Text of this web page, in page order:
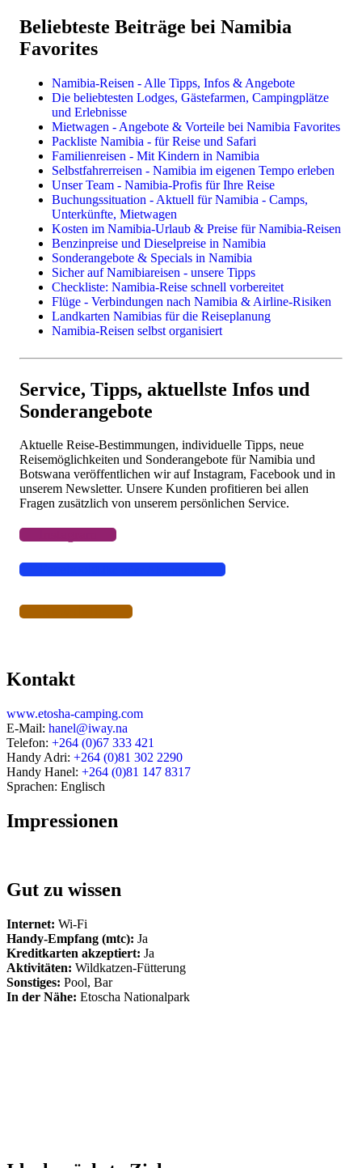
Selbstfahrerreisen im Mietwagen oder Camper
Privat geführte Reisen
Kleingruppen- & Gruppenreisen
Kleingruppenreisen im Safaribus
Geführte Selbstfahrerreisen
Flugsafaris
Reisethemen
Familienreisen
Camping in Namibia
Fotoreisen & Fotosafari
Einzelne Leistungen
Camper & Mietwagen
Lodges, Camps, Gästefarmen, Hotels
Camper & Mietwagen Übersicht
Dachzelt-Camper
Bushcamper & Wohnmobile
Buchungssituation 2025 & 2026
Packliste für Safari & Reise
Highlights, Sehenswürdigkeiten, Reiseregionen
Preise & Kosten in Namibia
Landkarten & Reiseführer
Impfungen, Malariaprophylaxe, Sicherheit
Reiserouten
Flüge
Mietwagen
Lodges, Gästefarmen, Hotels
Camping & Campingplätze
Beliebteste Beiträge bei Namibia
Favorites
Namibia-Reisen - Alle Tipps, Infos & Angebote
Die beliebtesten Lodges, Gästefarmen, Campingplätze
und Erlebnisse
Mietwagen - Angebote & Vorteile bei Namibia Favorites
Packliste Namibia - für Reise und Safari
Familienreisen - Mit Kindern in Namibia
Selbstfahrerreisen - Namibia im eigenen Tempo erleben
Unser Team - Namibia-Profis für Ihre Reise
Buchungssituation - Aktuell für Namibia - Camps,
Unterkünfte, Mietwagen
Kosten im Namibia-Urlaub & Preise für Namibia-Reisen
Benzinpreise und Dieselpreise in Namibia
Sonderangebote & Specials in Namibia
Sicher auf Namibiareisen - unsere Tipps
Checkliste: Namibia-Reise schnell vorbereitet
Flüge - Verbindungen nach Namibia & Airline-Risiken
Landkarten Namibias für die Reiseplanung
Namibia-Reisen selbst organisiert
Service, Tipps, aktuellste Infos und
Sonderangebote
Aktuelle Reise-Bestimmungen, individuelle Tipps, neue
Reisemöglichkeiten und Sonderangebote für Namibia und
Botswana veröffentlichen wir auf Instagram, Facebook und in
unserem Newsletter. Unsere Kunden profitieren bei allen
Fragen zusätzlich von unserem persönlichen Service.
Newsletter
Kontakt
www.etosha-camping.com
E-Mail: hanel@iway.na
Telefon: +264 (0)67 333 421
Handy Adri: +264 (0)81 302 2290
Handy Hanel: +264 (0)81 147 8317
Sprachen: Englisch
Impressionen
Gut zu wissen
Internet: Wi-Fi
Handy-Empfang (mtc): Ja
Kreditkarten akzeptiert: Ja
Aktivitäten: Wildkatzen-Fütterung
Sonstiges: Pool, Bar
In der Nähe: Etoscha Nationalpark